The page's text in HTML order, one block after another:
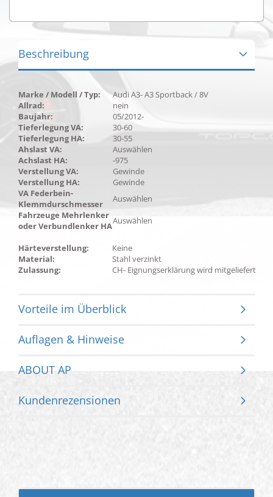
Beschreibung
Marke / Modell / Typ:
Audi A3- A3 Sportback / 8V
Allrad:
nein
Baujahr:
05/2012-
Tieferlegung VA:
30-60
Tieferlegung HA:
30-55
Ahslast VA:
Auswählen
Achslast HA:
-975
Verstellung VA:
Gewinde
Verstellung HA:
Gewinde
VA Federbein-
Klemmdurschmesser
Auswählen
Fahrzeuge Mehrlenker
oder Verbundlenker HAAuswählen
Härteverstellung:
Keine
Material:
Stahl verzinkt
Zulassung:
CH- Eignungserklärung wird mitgeliefert
Vorteile im Überblick
Auflagen & Hinweise
ABOUT AP
Kundenrezensionen